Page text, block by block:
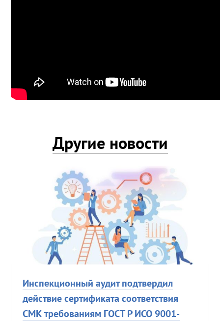
Другие новости
Инспекционный аудит подтвердил
действие сертификата соответствия
СМК требованиям ГОСТ Р ИСО 9001-